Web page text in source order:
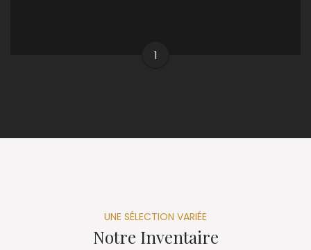
1
UNE SÉLECTION VARIÉE
Notre Inventaire